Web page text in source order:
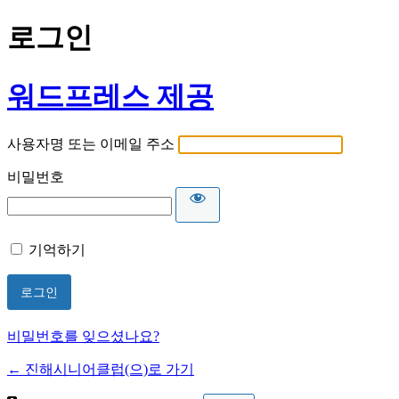
로그인
워드프레스 제공
사용자명 또는 이메일 주소
비밀번호
기억하기
비밀번호를 잊으셨나요?
← 진해시니어클럽(으)로 가기